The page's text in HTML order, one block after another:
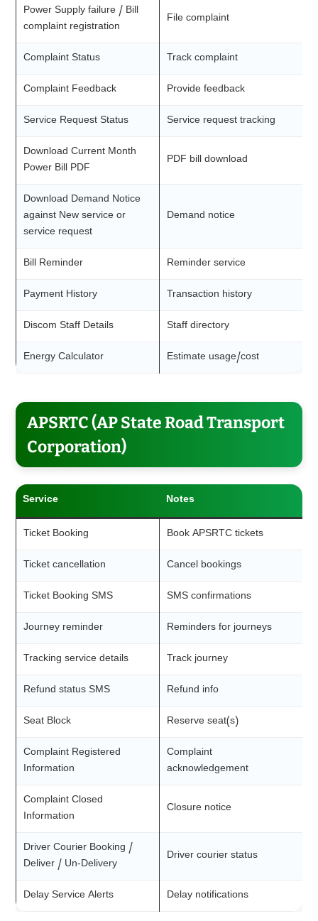
Power Supply failure / Bill
complaint registration
File complaint
Complaint Status Track complaint
Complaint Feedback Provide feedback
Service Request Status Service request tracking
Download Current Month
Power Bill PDF
PDF bill download
Download Demand Notice
against New service or
service request
Demand notice
Bill Reminder Reminder service
Payment History Transaction history
Discom Staff Details Staff directory
Energy Calculator Estimate usage/cost
APSRTC (AP State Road Transport
Corporation)
Service Notes
Ticket Booking Book APSRTC tickets
Ticket cancellation Cancel bookings
Ticket Booking SMS SMS confirmations
Journey reminder Reminders for journeys
Tracking service details Track journey
Refund status SMS Refund info
Seat Block Reserve seat(s)
Complaint Registered
Information
Complaint
acknowledgement
Complaint Closed
Information
Closure notice
Driver Courier Booking /
Deliver / Un-Delivery
Driver courier status
Delay Service Alerts Delay notifications